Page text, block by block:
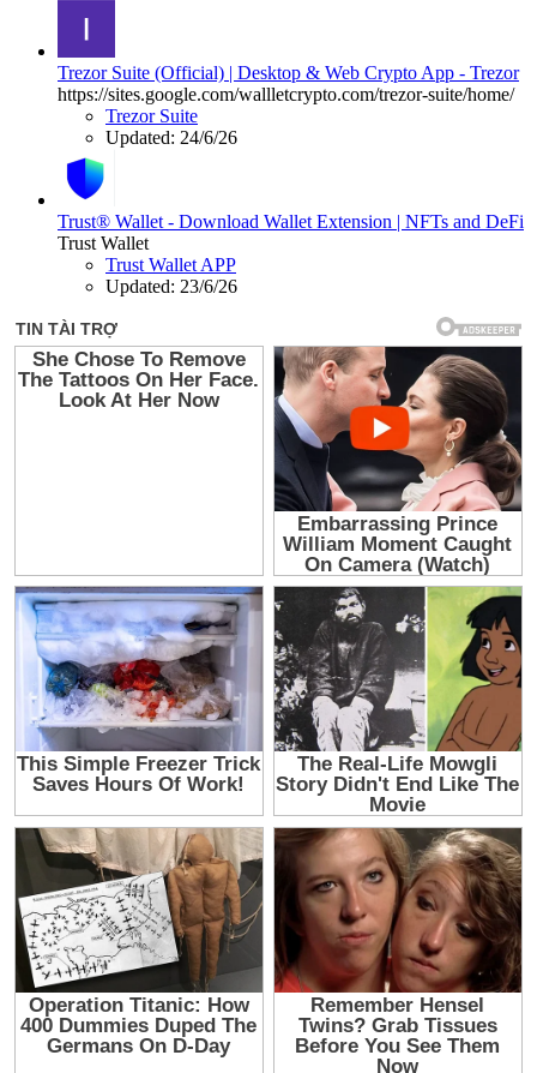
Trezor Suite (Official) | Desktop & Web Crypto App - Trezor
https://sites.google.com/wallletcrypto.com/trezor-suite/home/
Trezor Suite
Updated: 24/6/26
Trust® Wallet - Download Wallet Extension | NFTs and DeFi
Trust Wallet
Trust Wallet APP
Updated: 23/6/26